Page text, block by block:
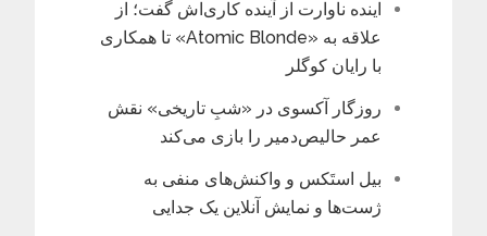
اینده ناوارت از آینده کاری‌اش گفت؛ از
علاقه به «Atomic Blonde» تا همکاری
با رایان کوگلر
روزگار آکسوی در «شبِ تاریخی» نقش
عمر حالیص‌دمیر را بازی می‌کند
بیل استَکس و واکنش‌های منفی به
ژست‌ها و نمایش آنلاین یک جدایی